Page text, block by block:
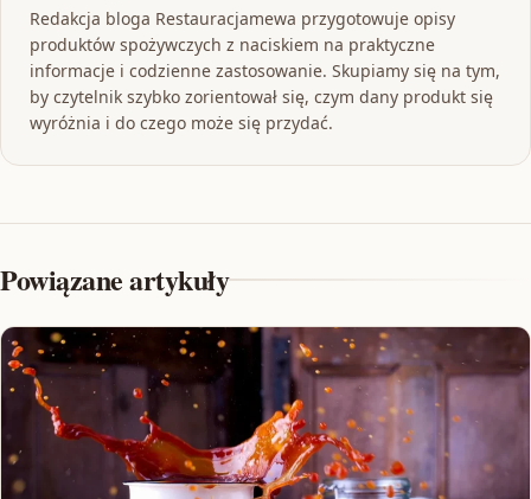
Redakcja bloga Restauracjamewa przygotowuje opisy
produktów spożywczych z naciskiem na praktyczne
informacje i codzienne zastosowanie. Skupiamy się na tym,
by czytelnik szybko zorientował się, czym dany produkt się
wyróżnia i do czego może się przydać.
Powiązane artykuły